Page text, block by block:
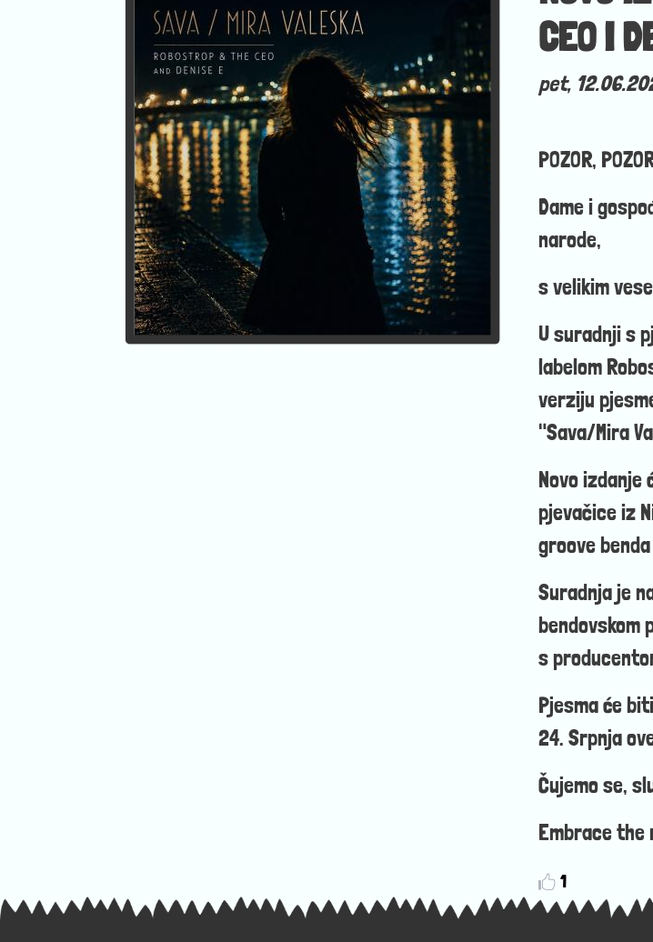
CEO I
pet,
POZOR,
Dame i
narode,
s velikim
U suradnji s
labelom
verziju
"Sava/Mira
Novo izdanje
pjevačice iz
groove
Suradnja je
bendovskom
s
Pjesma će
24. Srpnja
Čujemo se,
Embrace
1